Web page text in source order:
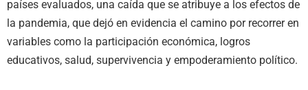
países evaluados, una caída que se atribuye a los efectos de
la pandemia, que dejó en evidencia el camino por recorrer en
variables como la participación económica, logros
educativos, salud, supervivencia y empoderamiento político.